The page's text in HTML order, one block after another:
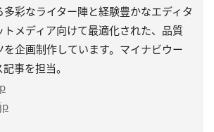
彩なライター陣と経験豊かなエディタ
トメディア向けて最適化された、品質
を企画制作しています。マイナビウー
事を担当。